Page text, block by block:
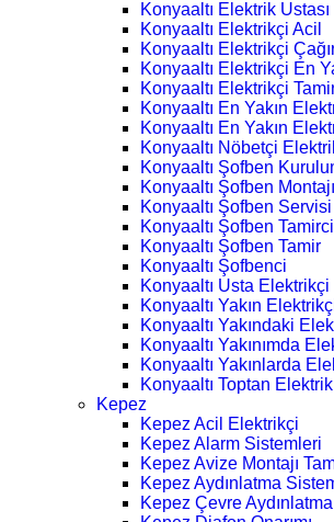
Konyaaltı Elektrik Ustası
Konyaaltı Elektrikçi Acil
Konyaaltı Elektrikçi
Konyaaltı Elektrikçi En
Konyaaltı Elektrikçi
Konyaaltı En Yakın
Konyaaltı En Yakın
Konyaaltı Nöbetçi
Konyaaltı Şofben
Konyaaltı Şofben Montajı
Konyaaltı Şofben Servisi
Konyaaltı Şofben
Konyaaltı Şofben Tamir
Konyaaltı Şofbenci
Konyaaltı Usta Elektrikçi
Konyaaltı Yakın
Konyaaltı Yakındaki
Konyaaltı Yakınımda
Konyaaltı Yakınlarda
Konyaaltı Toptan
Kepez
Kepez Acil Elektrikçi
Kepez Alarm Sistemleri
Kepez Avize Montajı
Kepez Aydınlatma
Kepez Çevre Aydınlatma